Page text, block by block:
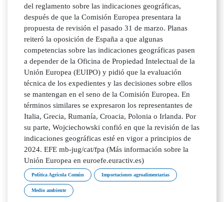
del reglamento sobre las indicaciones geográficas,
después de que la Comisión Europea presentara la
propuesta de revisión el pasado 31 de marzo. Planas
reiteró la oposición de España a que algunas
competencias sobre las indicaciones geográficas pasen
a depender de la Oficina de Propiedad Intelectual de la
Unión Europea (EUIPO) y pidió que la evaluación
técnica de los expedientes y las decisiones sobre ellos
se mantengan en el seno de la Comisión Europea. En
términos similares se expresaron los representantes de
Italia, Grecia, Rumanía, Croacia, Polonia o Irlanda. Por
su parte, Wojciechowski confió en que la revisión de las
indicaciones geográficas esté en vigor a principios de
2024. EFE mb-jug/cat/fpa (Más información sobre la
Unión Europea en euroefe.euractiv.es)
Política Agrícola Común Importaciones agroalimentarias
Medio ambiente